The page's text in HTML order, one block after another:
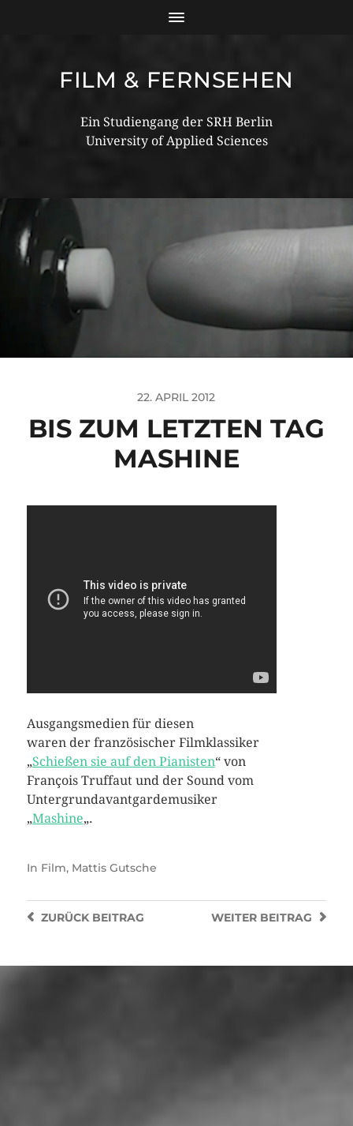
FILM & FERNSEHEN
Ein Studiengang der SRH Berlin
University of Applied Sciences
22. APRIL 2012
BIS ZUM LETZTEN TAG
MASHINE
Ausgangsmedien für diesen
waren der französischer Filmklassiker
„Schießen sie auf den Pianisten“ von
François Truffaut und der Sound vom
Untergrundavantgardemusiker
„Mashine„.
In Film, Mattis Gutsche
WEITER BEITRAG
ZURÜCKBEITRAG